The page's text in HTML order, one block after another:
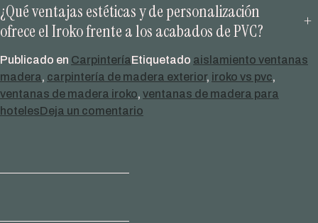
¿Qué ventajas estéticas y de personalización
ofrece el Iroko frente a los acabados de PVC?
+
Publicado en CarpinteríaEtiquetado aislamiento ventanas
madera, carpintería de madera exterior, iroko vs pvc,
ventanas de madera iroko, ventanas de madera para
hotelesDeja un comentario